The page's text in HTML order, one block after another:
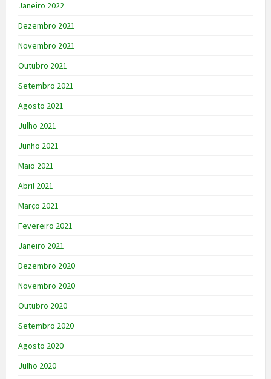
Janeiro 2022
Dezembro 2021
Novembro 2021
Outubro 2021
Setembro 2021
Agosto 2021
Julho 2021
Junho 2021
Maio 2021
Abril 2021
Março 2021
Fevereiro 2021
Janeiro 2021
Dezembro 2020
Novembro 2020
Outubro 2020
Setembro 2020
Agosto 2020
Julho 2020